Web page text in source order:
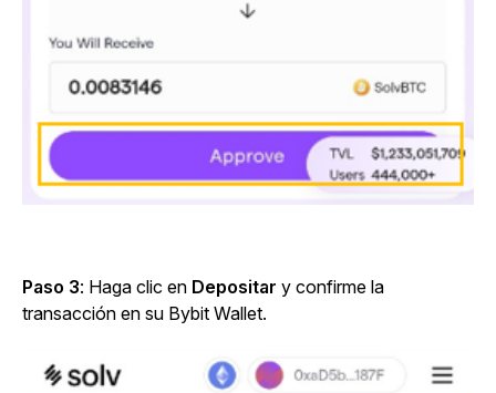
Paso 3: Haga clic en Depositar y confirme la
transacción en su Bybit Wallet.